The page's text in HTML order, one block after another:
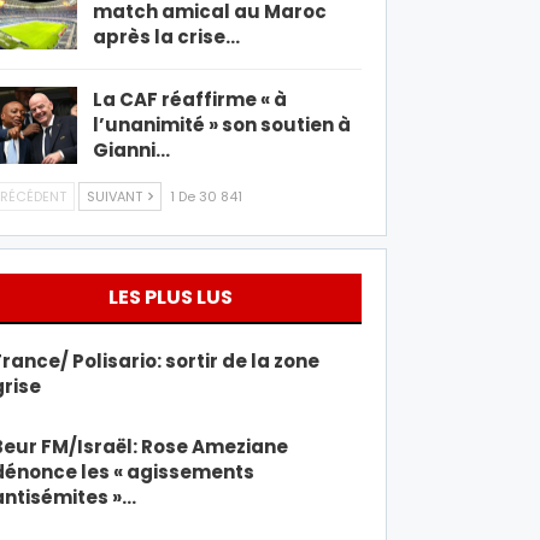
match amical au Maroc
après la crise…
La CAF réaffirme « à
l’unanimité » son soutien à
Gianni…
SUIVANT 1 De 30 841
LES PLUS LUS
Polisario: sortir de la zone
FM/Israël: Rose Ameziane
les « agissements
»…